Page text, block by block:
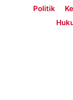
Politik